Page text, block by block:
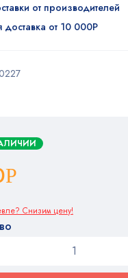
Р
Снизим цену!
от производителей
доставка от 10 000Р